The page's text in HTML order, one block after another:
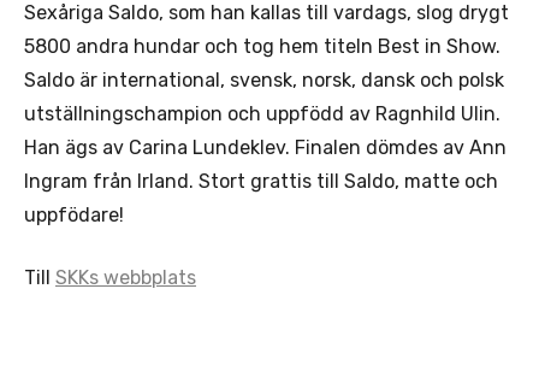
Sexåriga Saldo, som han kallas till vardags, slog drygt
5800 andra hundar och tog hem titeln Best in Show.
Saldo är international, svensk, norsk, dansk och polsk
utställningschampion och uppfödd av Ragnhild Ulin.
Han ägs av Carina Lundeklev. Finalen dömdes av Ann
Ingram från Irland. Stort grattis till Saldo, matte och
uppfödare!
Till SKKs webbplats